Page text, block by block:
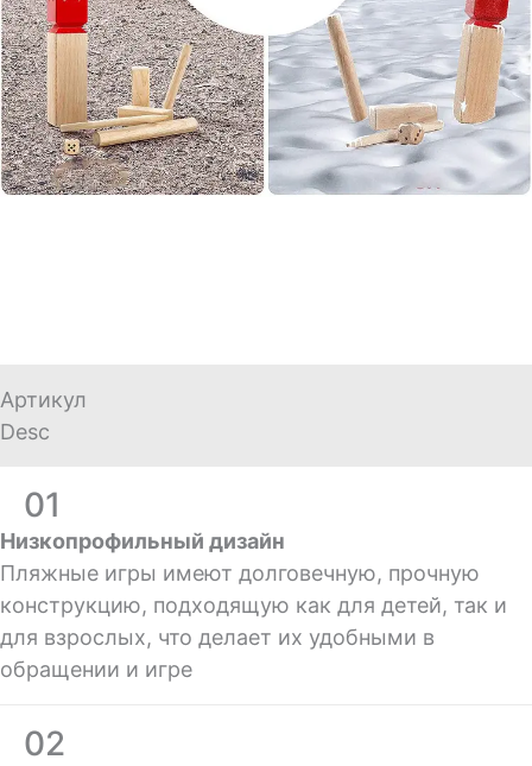
Артикул
Desc
01
Низкопрофильный дизайн
Пляжные игры имеют долговечную, прочную
конструкцию, подходящую как для детей, так и
для взрослых, что делает их удобными в
обращении и игре
02